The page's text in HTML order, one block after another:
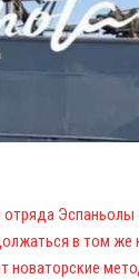
в том
новаторские